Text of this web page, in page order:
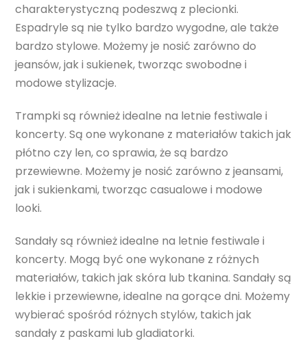
charakterystyczną podeszwą z plecionki.
Espadryle są nie tylko bardzo wygodne, ale także
bardzo stylowe. Możemy je nosić zarówno do
jeansów, jak i sukienek, tworząc swobodne i
modowe stylizacje.
Trampki są również idealne na letnie festiwale i
koncerty. Są one wykonane z materiałów takich jak
płótno czy len, co sprawia, że są bardzo
przewiewne. Możemy je nosić zarówno z jeansami,
jak i sukienkami, tworząc casualowe i modowe
looki.
Sandały są również idealne na letnie festiwale i
koncerty. Mogą być one wykonane z różnych
materiałów, takich jak skóra lub tkanina. Sandały są
lekkie i przewiewne, idealne na gorące dni. Możemy
wybierać spośród różnych stylów, takich jak
sandały z paskami lub gladiatorki.